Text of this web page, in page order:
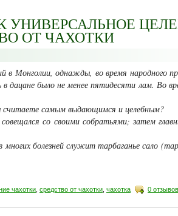
УНИВЕРСАЛЬНОЕ
ОТ ЧАХОТКИ
в Монголии, однажды, во время народного
дацане было не менее пятидесяти лам. Во
самым выдающимся и целебным?
со своими собратьями; затем
бо­лезней служит тарбаганье сало
чахотки средство от чахотки чахотка 0